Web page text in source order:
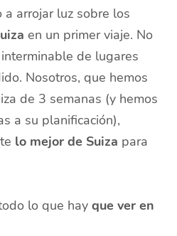
arrojar luz sobre los
en un primer viaje. No
de lugares
Nosotros, que hemos
de 3 semanas (y hemos
a su planificación),
lo mejor de Suiza para
lo que hayque ver en